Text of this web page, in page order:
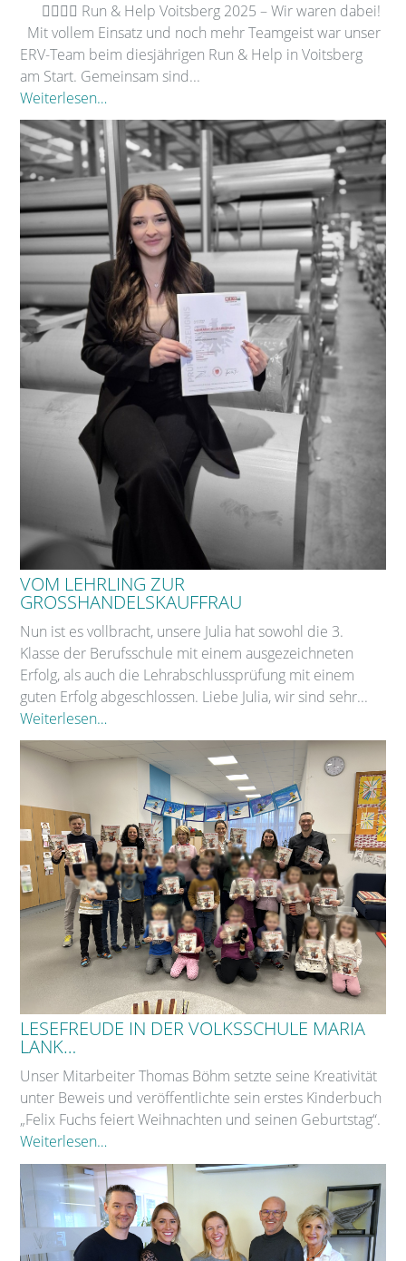
🏃‍♂️🏃‍♀️ Run & Help Voitsberg 2025 – Wir waren dabei!
Mit vollem Einsatz und noch mehr Teamgeist war unser
ERV-Team beim diesjährigen Run & Help in Voitsberg
am Start. Gemeinsam sind...
Weiterlesen…
VOM LEHRLING ZUR
GROSSHANDELSKAUFFRAU
Nun ist es vollbracht, unsere Julia hat sowohl die 3.
Klasse der Berufsschule mit einem ausgezeichneten
Erfolg, als auch die Lehrabschlussprüfung mit einem
guten Erfolg abgeschlossen. Liebe Julia, wir sind sehr...
Weiterlesen…
LESEFREUDE IN DER VOLKSSCHULE MARIA
LANK…
Unser Mitarbeiter Thomas Böhm setzte seine Kreativität
unter Beweis und veröffentlichte sein erstes Kinderbuch
„Felix Fuchs feiert Weihnachten und seinen Geburtstag“.
Weiterlesen…